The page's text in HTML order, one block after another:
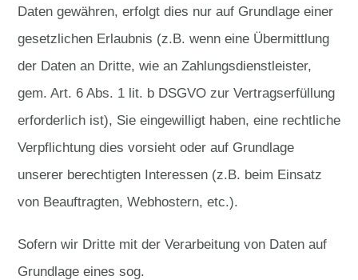
Daten gewähren, erfolgt dies nur auf Grundlage einer
gesetzlichen Erlaubnis (z.B. wenn eine Übermittlung
der Daten an Dritte, wie an Zahlungsdienstleister,
gem. Art. 6 Abs. 1 lit. b DSGVO zur Vertragserfüllung
erforderlich ist), Sie eingewilligt haben, eine rechtliche
Verpflichtung dies vorsieht oder auf Grundlage
unserer berechtigten Interessen (z.B. beim Einsatz
von Beauftragten, Webhostern, etc.).
Sofern wir Dritte mit der Verarbeitung von Daten auf
Grundlage eines sog.